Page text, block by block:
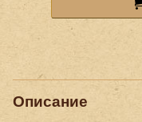
Описание